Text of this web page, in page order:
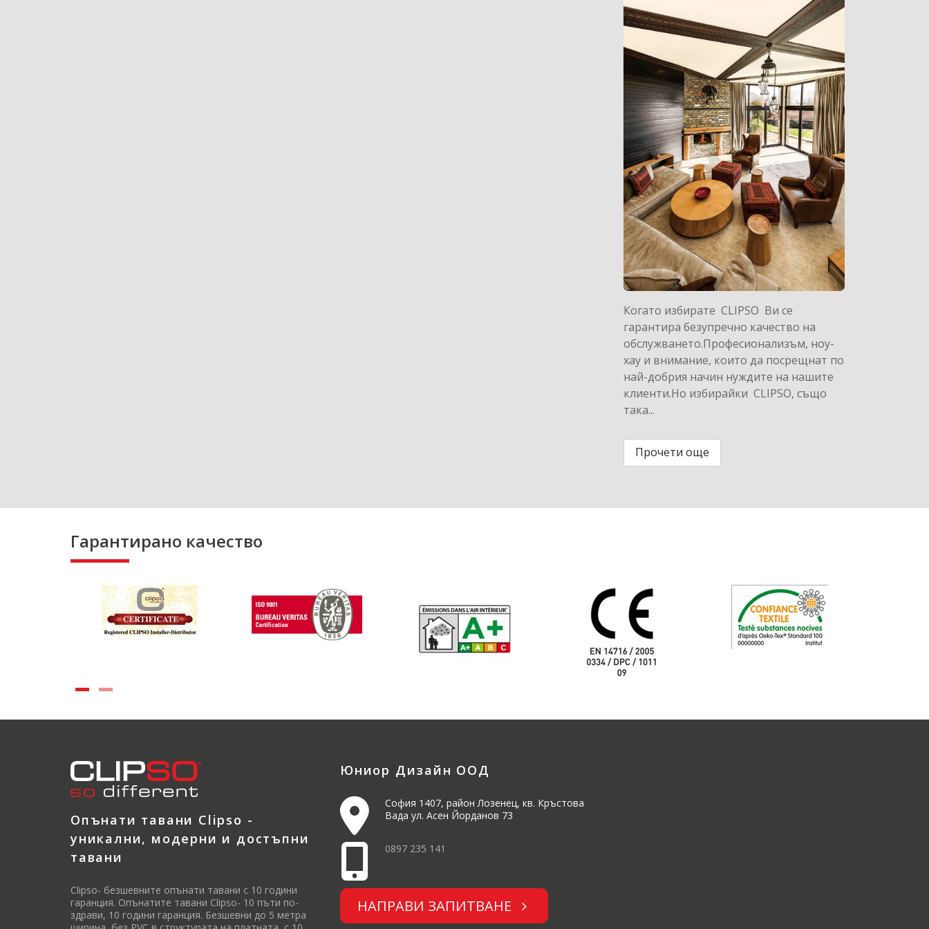
Когато избирате CLIPSO Ви се
гарантира безупречно качество на
обслужването.Професионализъм, ноу-
хау и внимание, които да посрещнат по
най-добрия начин нуждите на нашите
клиенти.Но избирайки CLIPSO, също
така...
Прочети още
Гарантирано качество
Опънати тавани Clipso -
уникални, модерни и достъпни
тавани
Clipso- безшевните опънати тавани с 10 години
гаранция. Опънатите тавани Clipso- 10 пъти по-
здрави, 10 години гаранция. Безшевни до 5 метра
Юниор Дизайн ООД
София 1407, район Лозенец, кв. Кръстова
Вада ул. Асен Йорданов 73
0897 235 141
НАПРАВИ ЗАПИТВАНЕ